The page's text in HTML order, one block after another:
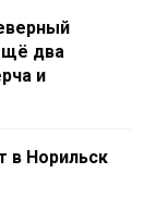
два
и
в Норильск